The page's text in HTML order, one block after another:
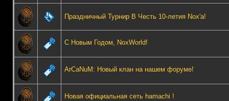
Праздничный Турнир В Честь 10-летия Nox'а!
С Новым Годом, NoxWorld!
ArCaNuM: Новый клан на нашем форуме!
Новая официальная сеть hamachi !